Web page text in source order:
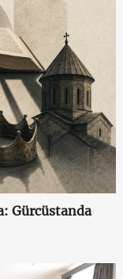
Gürcüstanda